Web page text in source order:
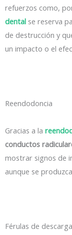
refuerzos como,
dental se reserva
de destrucción y
un impacto o el
Reendodoncia
Gracias a la
conductos
mostrar signos de
aunque se
Férulas de descarga